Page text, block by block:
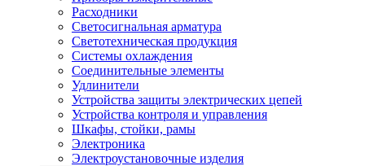
Расходники
Светосигнальная арматура
Светотехническая продукция
Системы охлаждения
Соединительные элементы
Удлинители
Устройства защиты электрических цепей
Устройства контроля и управления
Шкафы, стойки, рамы
Электроника
Электроустановочные изделия